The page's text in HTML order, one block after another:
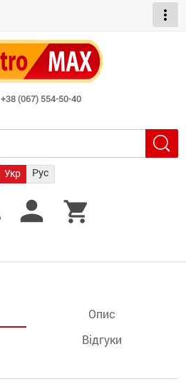
more_vert
+38 (067) 554-50-40
Укр Рус
person shopping_cart
Опис
Відгуки